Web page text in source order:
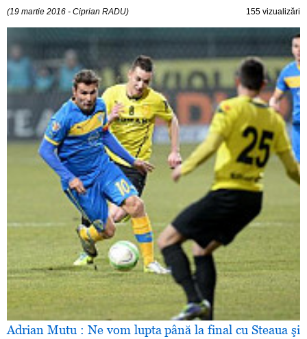
(19 martie 2016 - Ciprian RADU) 155 vizualizări
Adrian Mutu : Ne vom lupta până la final cu Steaua şi